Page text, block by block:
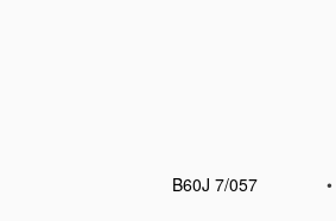
B60J 7/057
•